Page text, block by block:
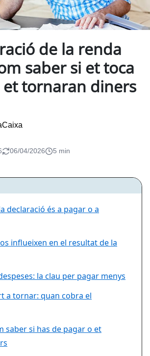
de la renda
saber si et toca
et tornaran diners
06/04/2026 5 min
declaració és a pagar o a
influeixen en el resultat de la
la clau per pagar menys
a tornar: quan cobra el
saber si has de pagar o et